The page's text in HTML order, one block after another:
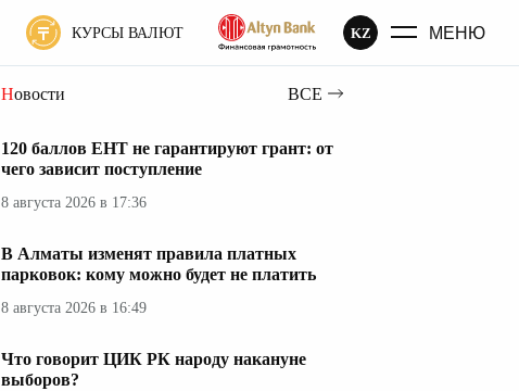
КУРСЫ ВАЛЮТ KZ МЕНЮ
Новости ВСЕ
120 баллов ЕНТ не гарантируют грант: от
чего зависит поступление
8 августа 2026 в 17:36
В Алматы изменят правила платных
парковок: кому можно будет не платить
8 августа 2026 в 16:49
Что говорит ЦИК РК народу накануне
выборов?